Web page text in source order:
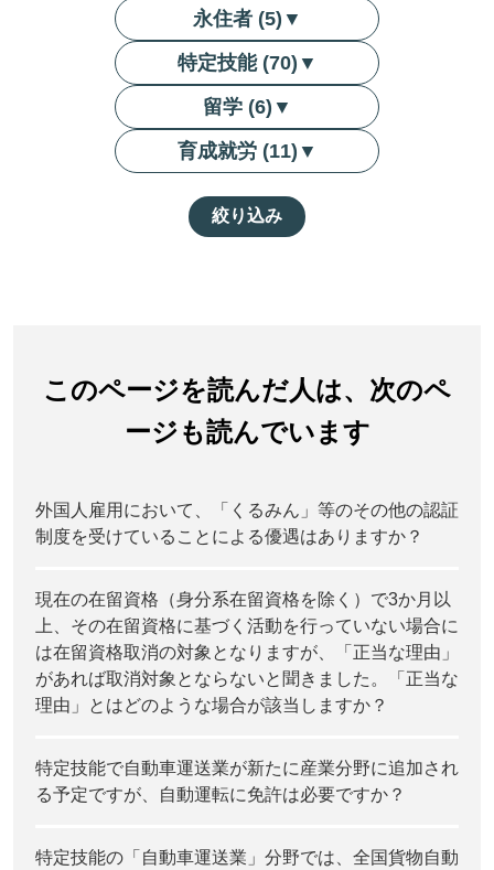
永住者 (5) ▼
特定技能 (70) ▼
留学 (6) ▼
育成就労 (11) ▼
絞り込み
このページを読んだ人は、次のペ
ージも読んでいます
外国人雇用において、「くるみん」等のその他の認証
制度を受けていることによる優遇はありますか？
現在の在留資格（身分系在留資格を除く）で3か月以
上、その在留資格に基づく活動を行っていない場合に
は在留資格取消の対象となりますが、「正当な理由」
があれば取消対象とならないと聞きました。「正当な
理由」とはどのような場合が該当しますか？
特定技能で自動車運送業が新たに産業分野に追加され
る予定ですが、自動運転に免許は必要ですか？
特定技能の「自動車運送業」分野では、全国貨物自動